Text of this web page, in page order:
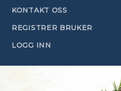
KONTAKT OSS
REGISTRER BRUKER
LOGG INN